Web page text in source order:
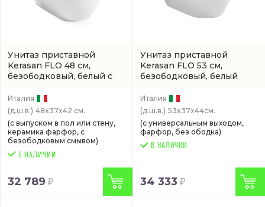
Унитаз приставной
Kerasan FLO 48 см,
безободковый, белый с
Италия
(д.ш.в.) 48x37x42 см.
(с выпуском в пол или стену,
керамика фарфор, с
безободковым смывом)
32 789
Унитаз приставной
Kerasan FLO 53 см,
безободковый, белый
Италия
(д.ш.в.) 53x37x44см.
(с универсальным выходом,
фарфор, без ободка)
В НАЛИЧИИ
34 333